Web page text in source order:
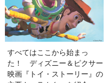
すべてはここから始まっ
た！ ディズニー＆ピクサー
映画『トイ・ストーリー』の